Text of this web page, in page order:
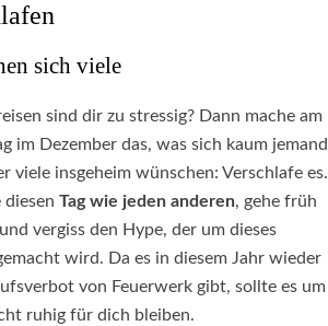
sich viele
sind dir zu stressig? Dann mache am
im Dezember das, was sich kaum jemand
viele insgeheim wünschen: Verschlafe es.
diesen Tag wie jeden anderen, gehe früh
vergiss den Hype, der um dieses
wird. Da es in diesem Jahr wieder
von Feuerwerk gibt, sollte es um
ruhig für dich bleiben.